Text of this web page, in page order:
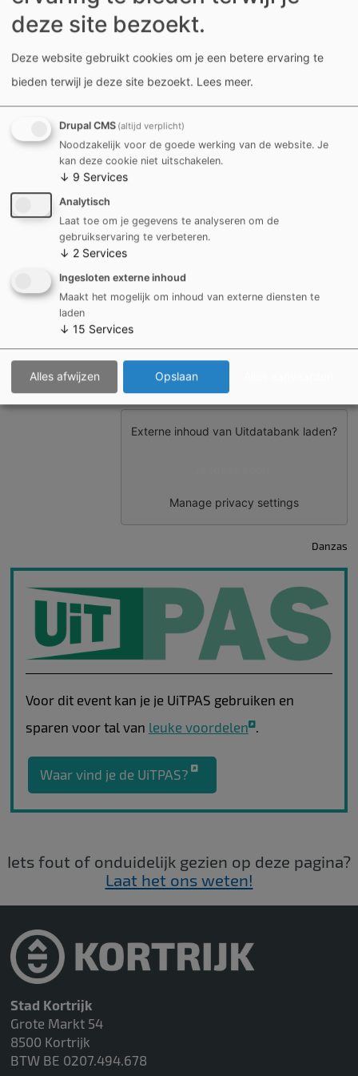
Basistarief: € 130
Leeftijd
Reservaties
Schrijf je in
Organisatie
Externe inhoud van Uitdatabank laden?
Manage privacy settings
Danzas
Voor dit event kan je je UiTPAS gebruiken en
sparen voor tal van leuke voordelen .
Waar vind je de UiTPAS?
Iets fout of onduidelijk gezien op deze pagina?
Laat het ons weten!
Stad Kortrijk
Grote Markt 54
8500 Kortrijk
BTW BE 0207.494.678
deze site bezoekt.
Deze website gebruikt cookies om je een betere ervaring te
bieden terwijl je deze site bezoekt. Lees meer.
Drupal CMS (altijd verplicht)
Noodzakelijk voor de goede werking van de website. Je
kan deze cookie niet uitschakelen.
↓ 9 Services
Analytisch
Laat toe om je gegevens te analyseren om de
gebruikservaring te verbeteren.
↓ 2 Services
Ingesloten externe inhoud
Maakt het mogelijk om inhoud van externe diensten te
laden
↓ 15 Services
Alles afwijzen Opslaan